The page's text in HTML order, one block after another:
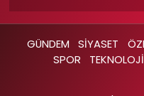
GÜNDEM SİYASET
SPOR
TEKNOLOJİ